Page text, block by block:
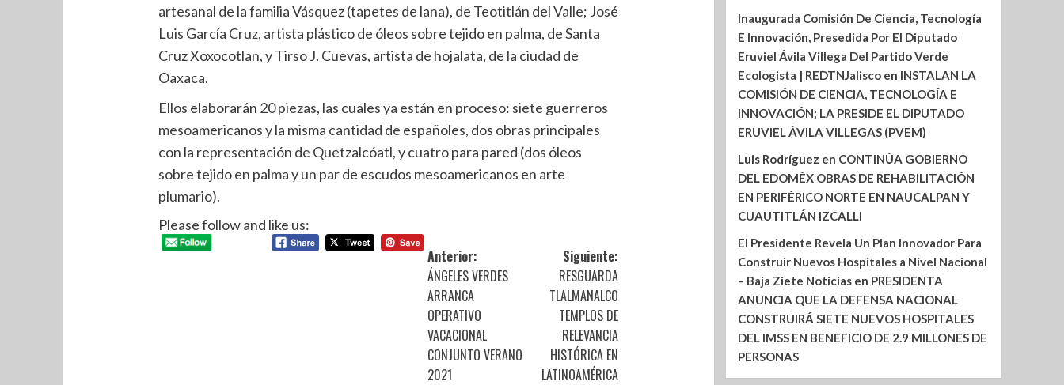
artesanal de la familia Vásquez (tapetes de lana), de Teotitlán del Valle; José
Luis García Cruz, artista plástico de óleos sobre tejido en palma, de Santa
Cruz Xoxocotlan, y Tirso J. Cuevas, artista de hojalata, de la ciudad de
Oaxaca.
Ellos elaborarán 20 piezas, las cuales ya están en proceso: siete guerreros
mesoamericanos y la misma cantidad de españoles, dos obras principales
con la representación de Quetzalcóatl, y cuatro para pared (dos óleos
sobre tejido en palma y un par de escudos mesoamericanos en arte
plumario).
Please follow and like us:
Anterior:
ÁNGELES VERDES
ARRANCA
OPERATIVO
VACACIONAL
CONJUNTO VERANO
2021
Siguiente:
RESGUARDA
TLALMANALCO
TEMPLOS DE
RELEVANCIA
HISTÓRICA EN
LATINOAMÉRICA
Inaugurada Comisión De Ciencia, Tecnología
E Innovación, Presedida Por El Diputado
Eruviel Ávila Villega Del Partido Verde
Ecologista | REDTNJaliscoen INSTALAN LA
COMISIÓN DE CIENCIA, TECNOLOGÍA E
INNOVACIÓN; LA PRESIDE EL DIPUTADO
ERUVIEL ÁVILA VILLEGAS (PVEM)
Luis Rodríguez en CONTINÚA GOBIERNO
DEL EDOMÉX OBRAS DE REHABILITACIÓN
EN PERIFÉRICO NORTE EN NAUCALPAN Y
CUAUTITLÁN IZCALLI
El Presidente Revela Un Plan Innovador Para
Construir Nuevos Hospitales a Nivel Nacional
– Baja Ziete Noticiasen PRESIDENTA
ANUNCIA QUE LA DEFENSA NACIONAL
CONSTRUIRÁ SIETE NUEVOS HOSPITALES
DEL IMSS EN BENEFICIO DE 2.9 MILLONES DE
PERSONAS